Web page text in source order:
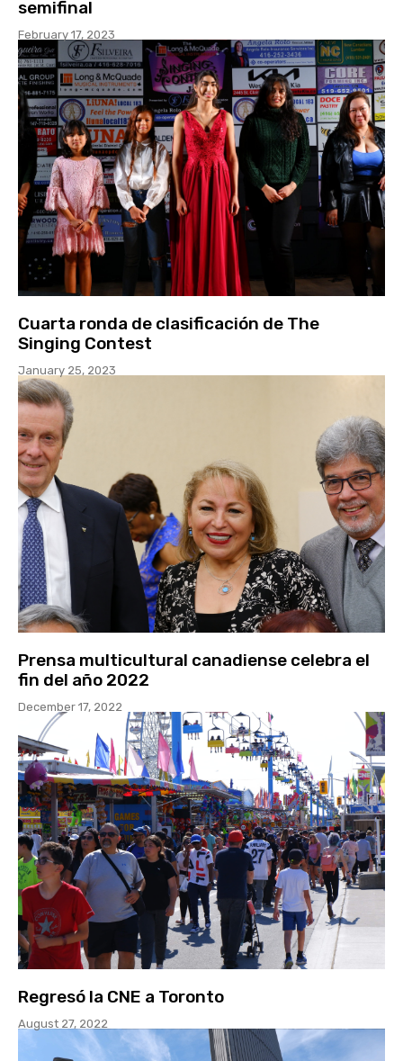
semifinal
February 17, 2023
Cuarta ronda de clasificación de The
Singing Contest
January 25, 2023
Prensa multicultural canadiense celebra el
fin del año 2022
December 17, 2022
Regresó la CNE a Toronto
August 27, 2022